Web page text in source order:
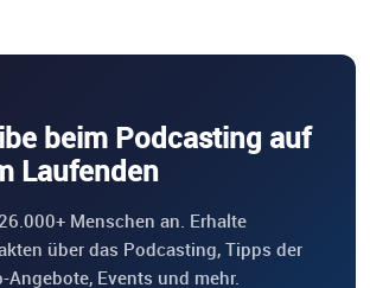
beim Podcasting auf
Laufenden
Menschen an. Erhalte
über das Podcasting, Tipps der
Angebote, Events und mehr.